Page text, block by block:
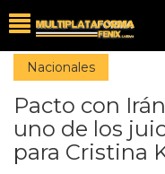
Nacionales
Pacto con
uno de los
para Cristina